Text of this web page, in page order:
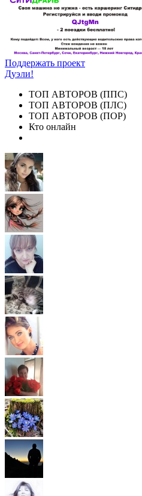
Поддержать проект
Дуэли!
ТОП АВТОРОВ (ППС)
ТОП АВТОРОВ (ПЛС)
ТОП АВТОРОВ (ПОР)
Кто онлайн